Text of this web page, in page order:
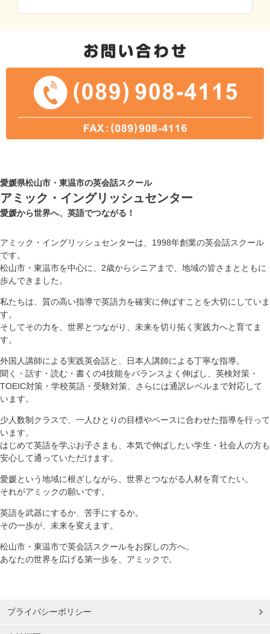
愛媛県松山市・東温市の英会話スクール
アミック・イングリッシュセンター
愛媛から世界へ、英語でつながる！
アミック・イングリッシュセンターは、1998年創業の英会話スクール
です。
松山市・東温市を中心に、2歳からシニアまで、地域の皆さまとともに
歩んできました。
私たちは、質の高い指導で英語力を確実に伸ばすことを大切にしていま
す。
そしてその力を、世界とつながり、未来を切り拓く実践力へと育てま
す。
外国人講師による実践英会話と、日本人講師による丁寧な指導。
聞く・話す・読む・書くの4技能をバランスよく伸ばし、英検対策・
TOEIC対策・学校英語・受験対策、さらには通訳レベルまで対応して
います。
少人数制クラスで、一人ひとりの目標やペースに合わせた指導を行って
います。
はじめて英語を学ぶお子さまも、本気で伸ばしたい学生・社会人の方も
安心して通っていただけます。
愛媛という地域に根ざしながら、世界とつながる人材を育てたい。
それがアミックの願いです。
英語を武器にするか、苦手にするか。
その一歩が、未来を変えます。
松山市・東温市で英会話スクールをお探しの方へ。
あなたの世界を広げる第一歩を、アミックで。
プライバシーポリシー